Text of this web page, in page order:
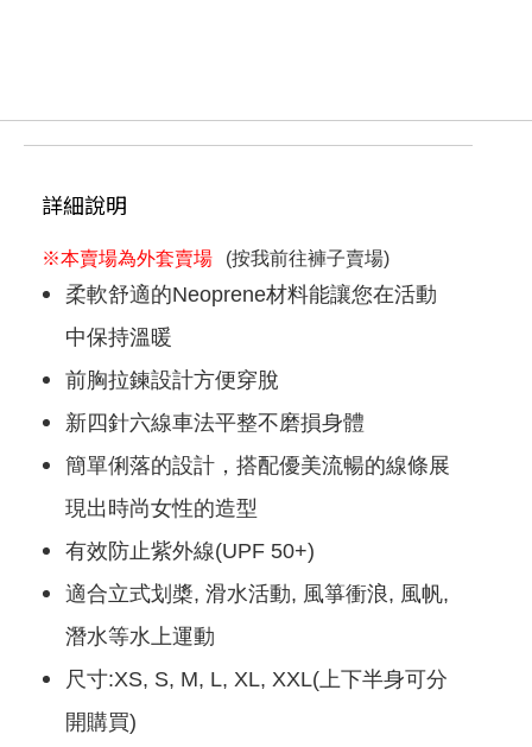
運送方式
貨，每筆運費NT$100
滿NT$1000(含以上)免運費
付款後台灣外島宅配 (限澎湖、金門、馬祖、
蘭嶼地區)取貨，每筆運費NT$100
滿NT$1000(含以上)免運費
付款後香港順豐宅配 (限香港地區)取貨，每
筆運費NT$250
滿NT$9999999(含以上)免運費
付款後其他地區 (請留下email，將有專人與
您聯絡)取貨，每筆運費NT$2147483647
滿NT$2147483647(含以上)免運費
詳細說明
※本賣場為外套賣場 (按我前往褲子賣場)
柔軟舒適的Neoprene材料能讓您在活動
中保持溫暖
前胸拉鍊設計方便穿脫
新四針六線車法平整不磨損身體
簡單俐落的設計，搭配優美流暢的線條展
現出時尚女性的造型
有效防止紫外線(UPF 50+)
適合立式划槳, 滑水活動, 風箏衝浪, 風帆,
潛水等水上運動
尺寸:XS, S, M, L, XL, XXL(上下半身可分
開購買)